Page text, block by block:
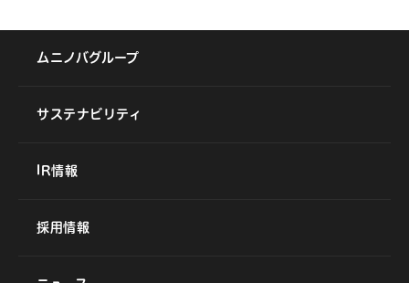
ムニノバグループ
サステナビリティ
IR情報
採用情報